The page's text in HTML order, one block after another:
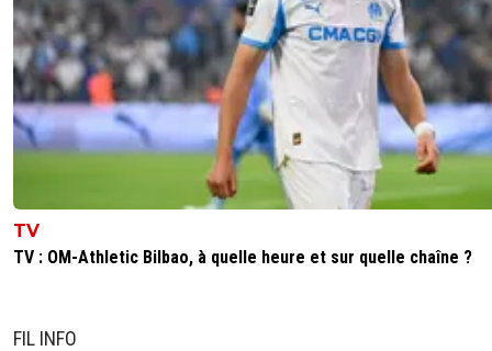
TV
TV : OM-Athletic Bilbao, à quelle heure et sur quelle chaîne ?
FIL INFO